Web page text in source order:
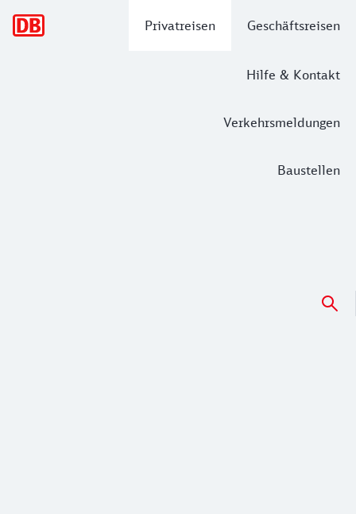
Privatreisen Geschäftsreisen
Hilfe & Kontakt
Verkehrsmeldungen
Baustellen